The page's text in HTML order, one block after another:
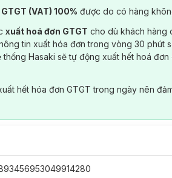
(VAT) 100% được do có hàng
xuất hoá đơn GTGT cho dù khách hàng
tin xuất hóa đơn trong vòng 30 phút
Hasaki sẽ tự động xuất hết hoá
hết hóa đơn GTGT trong ngày nên